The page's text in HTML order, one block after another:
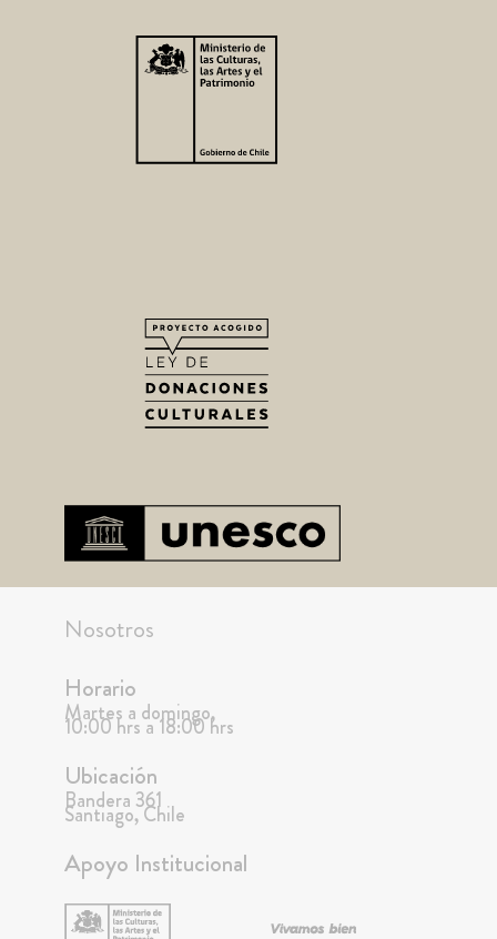
Nosotros
Horario
Martes a domingo,
10:00 hrs a 18:00 hrs
Ubicación
Bandera 361
Santiago, Chile
Apoyo Institucional